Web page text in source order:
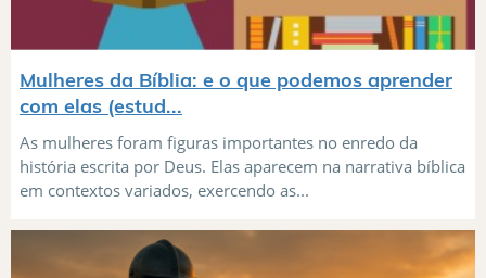
Mulheres da Bíblia: e o que podemos aprender
com elas (estud...
As mulheres foram figuras importantes no enredo da
história escrita por Deus. Elas aparecem na narrativa bíblica
em contextos variados, exercendo as...